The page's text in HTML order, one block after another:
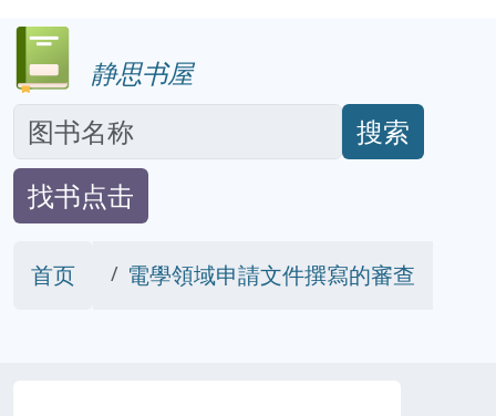
静思书屋
搜索
找书点击
首页 電學領域申請文件撰寫的審查